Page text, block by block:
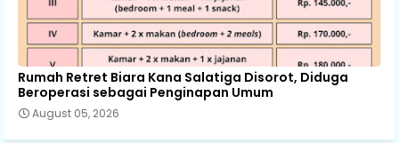
Rumah Retret Biara Kana Salatiga Disorot, Diduga
Beroperasi sebagai Penginapan Umum
August 05, 2026